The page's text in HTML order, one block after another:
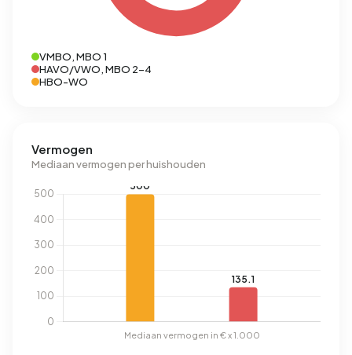
VMBO, MBO 1
HAVO/VWO, MBO 2-4
HBO-WO
Vermogen
Mediaan vermogen per huishouden